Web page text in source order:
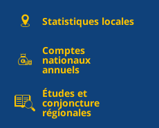
Statistiques locales
Comptes
nationaux
annuels
Études et
conjoncture
régionales